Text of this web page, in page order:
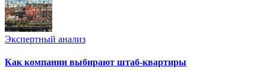
Экспертный анализ
Как компании выбирают штаб-квартиры